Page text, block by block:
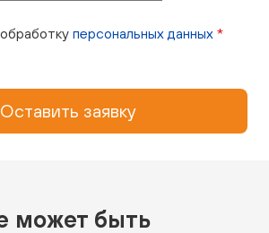
персональных данных *
Оставить заявку
может быть